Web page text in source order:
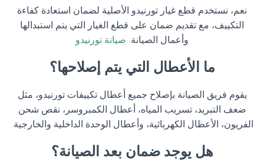
نعم، نستخدم قطع غيار تورنيدو الأصلية لضمان استعادة كفاءة
التكييف، مع تقديم ضمان على قطع الغيار التي يتم استبدالها
وأعمال الصيانة. صيانة تورنيدو
ما الأعطال التي يتم إصلاحها؟
يقوم فريق الصيانة بإصلاح جميع أعطال تكييفات تورنيدو، مثل
ضعف التبريد، تسريب المياه، أعطال الكمبروسر، نقص شحن
الفريون، الأعطال الكهربائية، وأعطال الوحدة الداخلية والخارجية.
هل يوجد ضمان بعد الصيانة؟